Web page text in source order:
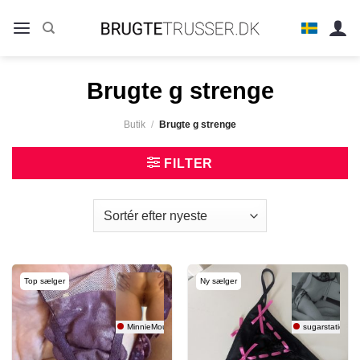
Brugte g strenge
Butik / Brugte g strenge
FILTER
Top sælger
MinnieMouse
Ny sælger
sugarstatic